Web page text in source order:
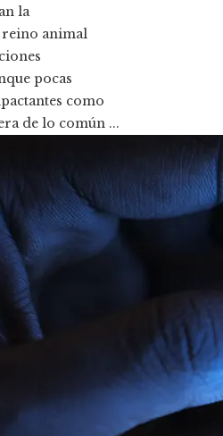
la
animal
pocas
como
de lo común ...